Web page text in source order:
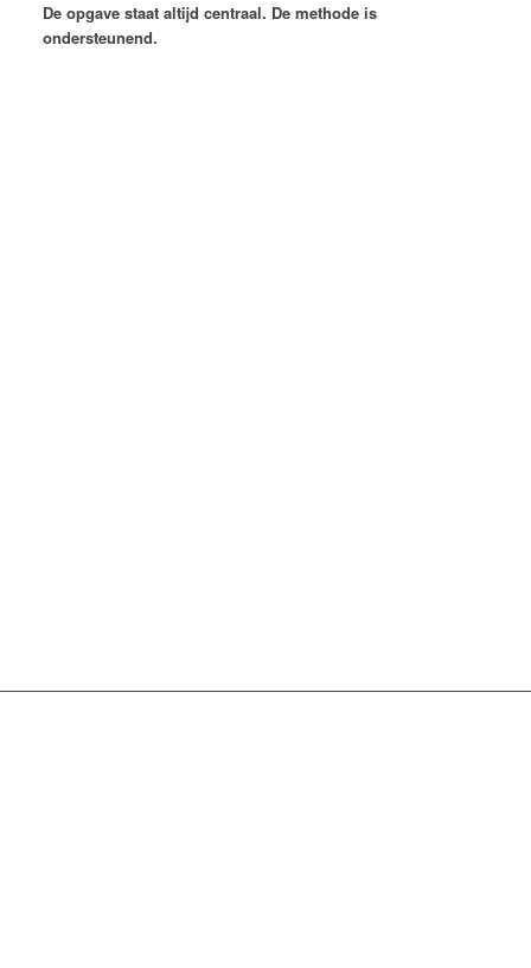
De opgave staat altijd centraal. De methode is
ondersteunend.